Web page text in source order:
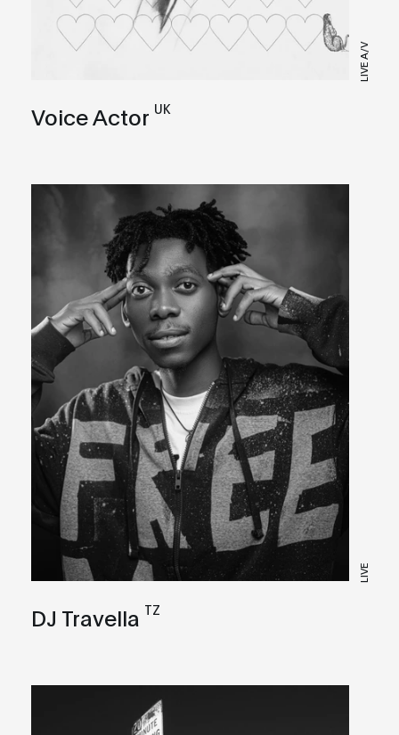
LIVE A/V
Voice Actor UK
LIVE
DJ Travella TZ